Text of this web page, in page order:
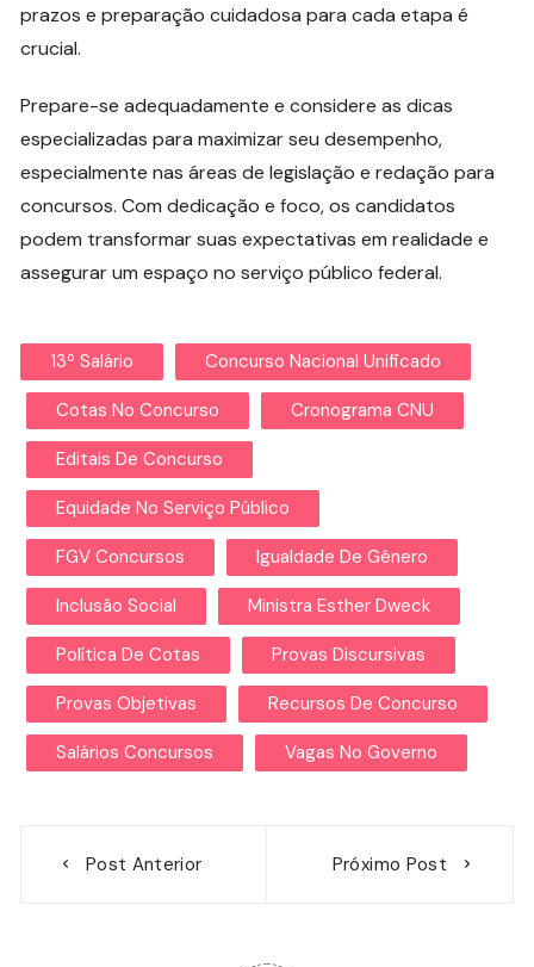
prazos e preparação cuidadosa para cada etapa é
crucial.
Prepare-se adequadamente e considere as dicas
especializadas para maximizar seu desempenho,
especialmente nas áreas de legislação e redação para
concursos. Com dedicação e foco, os candidatos
podem transformar suas expectativas em realidade e
assegurar um espaço no serviço público federal.
13º Salário Concurso Nacional Unificado
Cotas No Concurso Cronograma CNU
Editais De Concurso
Equidade No Serviço Público
FGV Concursos Igualdade De Gênero
Inclusão Social Ministra Esther Dweck
Política De Cotas Provas Discursivas
Provas Objetivas Recursos De Concurso
Salários Concursos Vagas No Governo
Post Anterior Próximo Post